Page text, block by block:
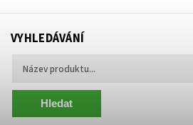
VYHLEDÁVÁNÍ
Hledat